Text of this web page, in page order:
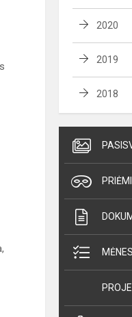
2020
2019
2018